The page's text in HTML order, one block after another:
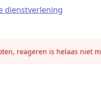
dienstverlening
reageren is helaas niet